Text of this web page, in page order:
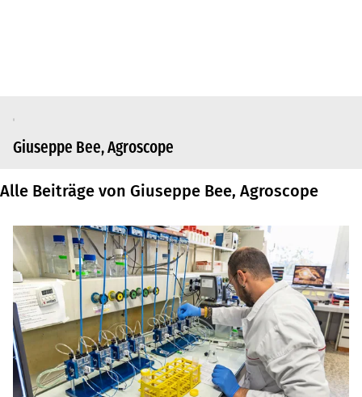
Giuseppe Bee, Agroscope
Alle Beiträge von Giuseppe Bee, Agroscope